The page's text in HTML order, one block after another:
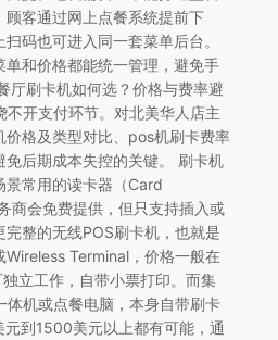
客通过网上点餐系统提前下
码也可进入同一套菜单后台。
和价格都能统一管理，避免手
厅刷卡机如何选？价格与费率避
不开支付环节。对北美华人店主
价格及类型对比、pos机刷卡费率
免后期成本失控的关键。 刷卡机
景常用的读卡器（Card
商会免费提供，但只支持插入或
整的无线POS刷卡机，也就是
Terminal，价格一般在
立工作，自带小票打印。而集
体机或点餐电脑，本身自带刷卡
到1500美元以上都有可能，通